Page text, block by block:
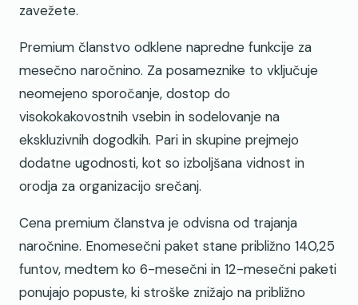
zavežete.
Premium članstvo odklene napredne funkcije za
mesečno naročnino. Za posameznike to vključuje
neomejeno sporočanje, dostop do
visokokakovostnih vsebin in sodelovanje na
ekskluzivnih dogodkih. Pari in skupine prejmejo
dodatne ugodnosti, kot so izboljšana vidnost in
orodja za organizacijo srečanj.
Cena premium članstva je odvisna od trajanja
naročnine. Enomesečni paket stane približno 140,25
funtov, medtem ko 6-mesečni in 12-mesečni paketi
ponujajo popuste, ki stroške znižajo na približno